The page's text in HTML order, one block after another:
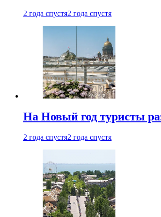
2 года спустя2 года спустя
На Новый год туристы
2 года спустя2 года спустя